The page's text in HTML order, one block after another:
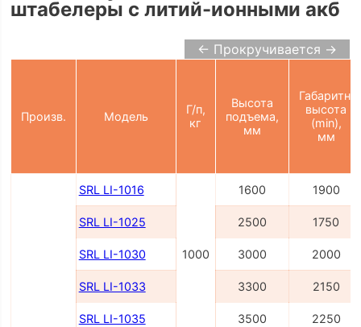
штабелеры с литий-ионными акб
← Прокручивается →
Произв. Модель
Г/п,
кг
Высота
подъема,
мм
Габаритн.
высота
(min),
мм
SRL LI-1016
1000
1600 1900
SRL LI-1025 2500 1750
SRL LI-1030 3000 2000
SRL LI-1033 3300 2150
SRL LI-1035 3500 2250